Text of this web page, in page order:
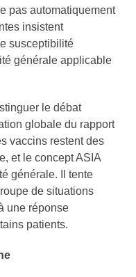
pas automatiquement
insistent
susceptibilité
générale applicable
le débat
globale du rapport
vaccins restent des
et le concept ASIA
générale. Il tente
de situations
une réponse
patients.